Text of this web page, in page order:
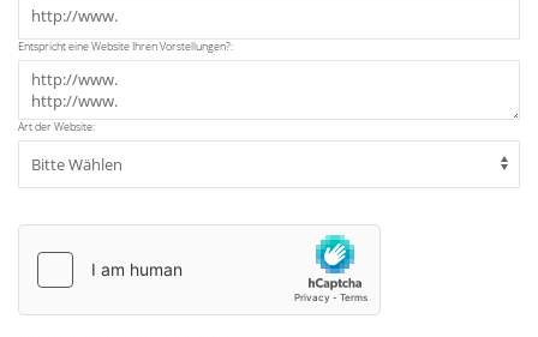
Entspricht eine Website Ihren Vorstellungen?:
Art der Website: